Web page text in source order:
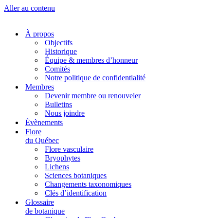
Aller au contenu
À propos
Objectifs
Historique
Équipe & membres d’honneur
Comités
Notre politique de confidentialité
Membres
Devenir membre ou renouveler
Bulletins
Nous joindre
Évènements
Flore
du Québec
Flore vasculaire
Bryophytes
Lichens
Sciences botaniques
Changements taxonomiques
Clés d’identification
Glossaire
de botanique